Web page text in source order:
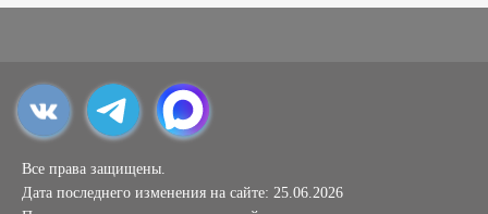
Все права защищены.
Дата последнего изменения на сайте: 25.06.2026